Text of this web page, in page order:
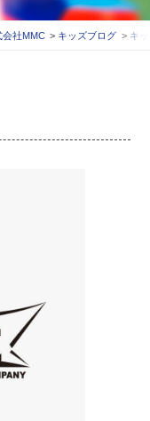
会社MMC キッズブログ キ